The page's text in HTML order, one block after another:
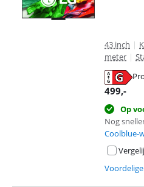
43 inch |
meter |
499,-
Op
Nog
Coolblue-